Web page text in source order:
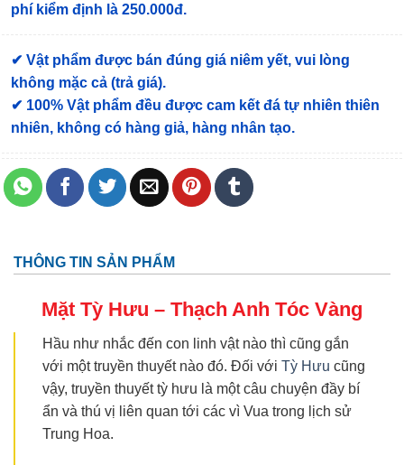
phí kiểm định là 250.000đ.
✔ Vật phẩm được bán đúng giá niêm yết, vui lòng
không mặc cả (trả giá).
✔ 100% Vật phẩm đều được cam kết đá tự nhiên thiên
nhiên, không có hàng giả, hàng nhân tạo.
THÔNG TIN SẢN PHẨM
Mặt Tỳ Hưu – Thạch Anh Tóc Vàng
Hầu như nhắc đến con linh vật nào thì cũng gắn
với một truyền thuyết nào đó. Đối với Tỳ Hưu cũng
vậy, truyền thuyết tỳ hưu là một câu chuyện đầy bí
ẩn và thú vị liên quan tới các vì Vua trong lịch sử
Trung Hoa.